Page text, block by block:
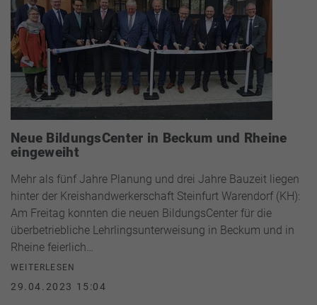
Neue BildungsCenter in Beckum und Rheine
eingeweiht
Mehr als fünf Jahre Planung und drei Jahre Bauzeit liegen
hinter der Kreishandwerkerschaft Steinfurt Warendorf (KH):
Am Freitag konnten die neuen BildungsCenter für die
überbetriebliche Lehrlingsunterweisung in Beckum und in
Rheine feierlich…
WEITERLESEN
29.04.2023 15:04